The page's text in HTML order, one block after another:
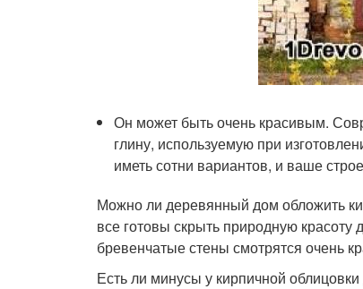
Он может быть очень красивым.
глину, используемую при
иметь сотни вариантов, и ваше
Можно ли деревянный дом обложить
все готовы скрыть природную
бревенчатые стены смотрятся очень
Есть ли минусы у кирпичной